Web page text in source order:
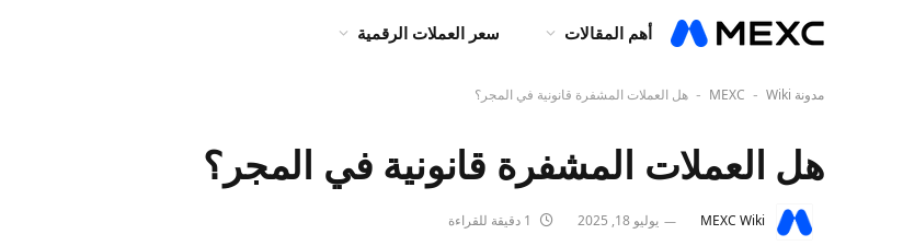
أهم المقالات سعر العملات الرقمية
مدونة MEXC - Wiki
- هل العملات المشفرة قانونية في المجر؟
هل العملات المشفرة قانونية في المجر؟
MEXC Wiki يوليو 18, 2025